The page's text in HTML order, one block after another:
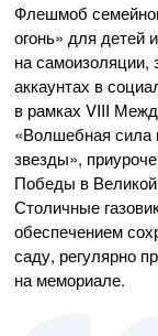
Флешмоб
огонь» для детей
на самоизоляции,
аккаунтах в
в рамках VIII
«Волшебная сила
звезды»,
Победы в Великой
Столичные
обеспечением
саду, регулярно
на мемориале.